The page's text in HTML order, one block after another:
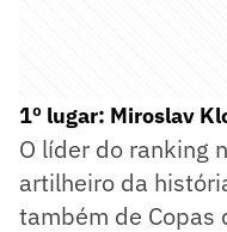
1º lugar: Miroslav
O líder do ranking
artilheiro da
também de Copas